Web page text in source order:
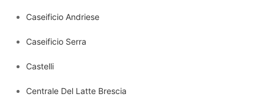
Caseificio Andriese
Caseificio Serra
Castelli
Centrale Del Latte Brescia